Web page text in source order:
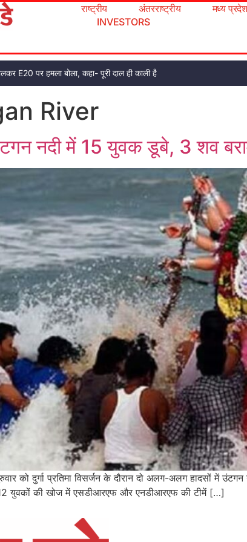
राष्ट्रीय अंतरराष्ट्रीय मध्य
INVESTORS
E20 पर हमला बोला, कहा- पूरी दाल ही काली है
River
नदी में 15 युवक डूबे, 3 शव
को दुर्गा प्रतिमा विसर्जन के दौरान दो अलग-अलग हादसों
12 युवकों की खोज में एसडीआरएफ और एनडीआरएफ की टीमें […]